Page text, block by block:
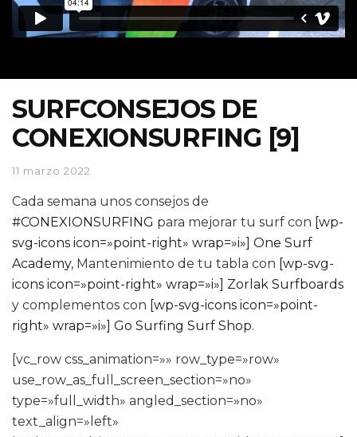
SURFCONSEJOS DE
CONEXIONSURFING [9]
11 marzo 2022
Cada semana unos consejos de
#CONEXIONSURFING para mejorar tu surf con [wp-
svg-icons icon=»point-right» wrap=»i»] One Surf
Academy, Mantenimiento de tu tabla con [wp-svg-
icons icon=»point-right» wrap=»i»] Zorlak Surfboards
y complementos con [wp-svg-icons icon=»point-
right» wrap=»i»] Go Surfing Surf Shop.
[vc_row css_animation=»» row_type=»row»
use_row_as_full_screen_section=»no»
type=»full_width» angled_section=»no»
text_align=»left»